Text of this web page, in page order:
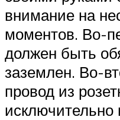
внимание на
моментов. Во-
должен быть
заземлен. Во-
провод из